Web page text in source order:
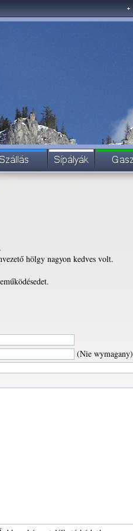
hölgy nagyon kedves volt.
(Nie wymagany)